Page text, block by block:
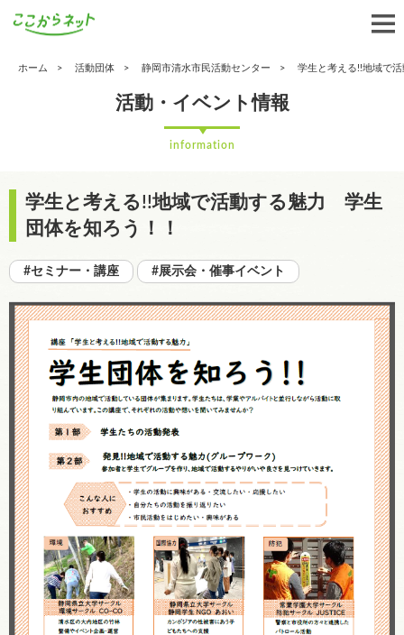
ホーム 活動団体 静岡市清水市民活動センター 学生と考える!!地域で
活動・イベント情報
information
学生と考える!!地域で活動する魅力 学生
団体を知ろう！！
#セミナー・講座 #展示会・催事イベント